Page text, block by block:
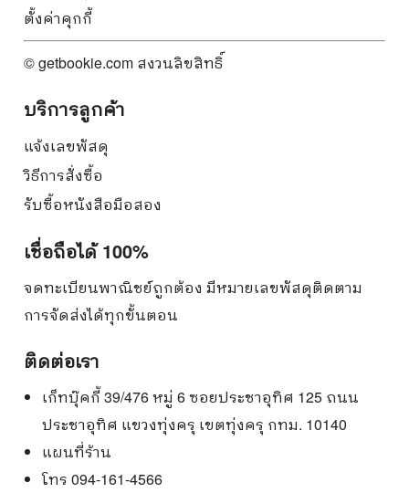
ตั้งค่าคุกกี้
© getbookie.com สงวนลิขสิทธิ์
บริการลูกค้า
แจ้งเลขพัสดุ
วิธีการสั่งซื้อ
รับซื้อหนังสือมือสอง
เชื่อถือได้ 100%
จดทะเบียนพาณิชย์ถูกต้อง มีหมายเลขพัสดุติดตาม
การจัดส่งได้ทุกขั้นตอน
ติดต่อเรา
เก็ทบุ๊คกี้ 39/476 หมู่ 6 ซอยประชาอุทิศ 125 ถนน
ประชาอุทิศ แขวงทุ่งครุ เขตทุ่งครุ กทม. 10140
แผนที่ร้าน
โทร 094-161-4566